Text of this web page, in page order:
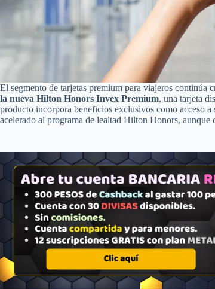
El segmento de tarjetas premium para viajeros continúa
la nueva Hilton Honors Invex Premium, una tarjeta
producto incorpora beneficios exclusivos como acceso a
acelerado al programa de lealtad Hilton Honors,